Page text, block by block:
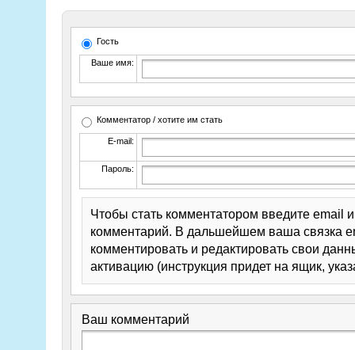
Гость
Ваше имя:
Комментатор / хотите им стать
E-mail:
Пароль:
Чтобы стать комментатором введите email
комментарий. В дальшейшем ваша связка
комментировать и редактировать свои
активацию (инструкция придет на ящик,
Ваш комментарий